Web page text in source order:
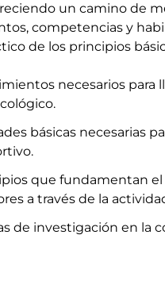
un camino de
competencias y
de los principios
necesarios para
básicas necesarias
que fundamentan
a través de la
de investigación en la